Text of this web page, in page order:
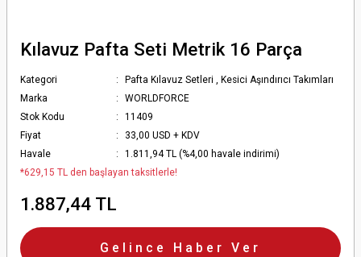
Kılavuz Pafta Seti Metrik 16 Parça
Kategori Pafta Kılavuz Setleri , Kesici Aşındırıcı Takımları
Marka
WORLDFORCE
Stok Kodu
11409
Fiyat
33,00 USD + KDV
Havale
1.811,94 TL (%4,00 havale indirimi)
*629,15 TL den başlayan taksitlerle!
1.887,44 TL
Gelince Haber Ver